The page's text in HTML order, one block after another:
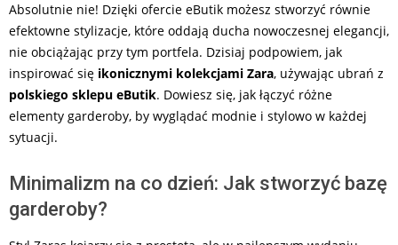
Absolutnie nie! Dzięki ofercie eButik możesz stworzyć równie
efektowne stylizacje, które oddają ducha nowoczesnej elegancji,
nie obciążając przy tym portfela. Dzisiaj podpowiem, jak
inspirować się ikonicznymi kolekcjami Zara, używając ubrań z
polskiego sklepu eButik. Dowiesz się, jak łączyć różne
elementy garderoby, by wyglądać modnie i stylowo w każdej
sytuacji.
Minimalizm na co dzień: Jak stworzyć bazę
garderoby?